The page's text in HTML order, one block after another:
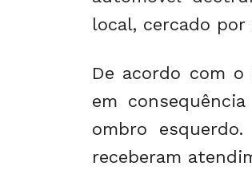
local, cercado por
De acordo com
em
ombro
receberam